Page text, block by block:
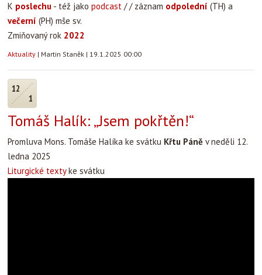
K poslechu - též jako podcast / / záznam odpolední (TH) a
večerní (PH) mše sv.
Zmiňovaný rok 2022
Aktuality | Martin Staněk | 19.1.2025 00:00
12
1
Tomáš Halík: „Jsem pokřtěn!“
Promluva Mons. Tomáše Halíka ke svátku Křtu Páně v neděli 12.
ledna 2025
Liturgické textyke svátku